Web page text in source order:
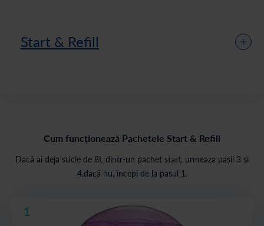
Start & Refill
Cum funcționează Pachetele Start & Refill
Dacă ai deja sticle de 8L dintr-un pachet start, urmeaza pașii 3 și
4,dacă nu, începi de la pasul 1.
1